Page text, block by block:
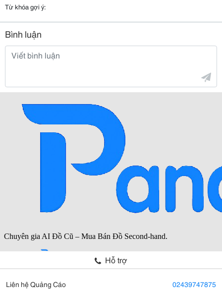
Từ khóa gợi ý:
Bình luận
Hỗ trợ
Liên hệ Quảng Cáo 02439747875